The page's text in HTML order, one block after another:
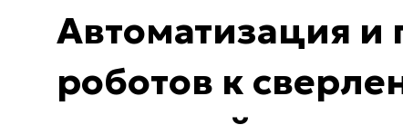
Автоматизация и
роботов к